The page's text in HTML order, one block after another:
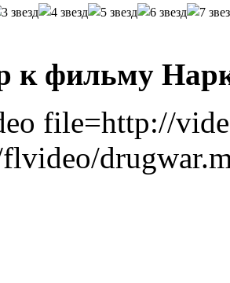
к фильму
file=http://